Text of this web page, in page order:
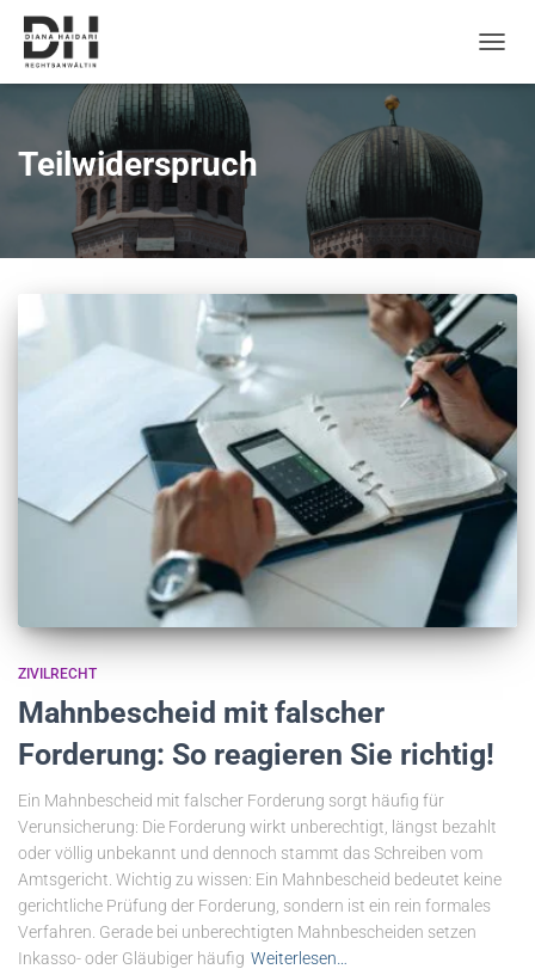
Teilwiderspruch
ZIVILRECHT
Mahnbescheid mit falscher
Forderung: So reagieren Sie richtig!
Ein Mahnbescheid mit falscher Forderung sorgt häufig für
Verunsicherung: Die Forderung wirkt unberechtigt, längst bezahlt
oder völlig unbekannt und dennoch stammt das Schreiben vom
Amtsgericht. Wichtig zu wissen: Ein Mahnbescheid bedeutet keine
gerichtliche Prüfung der Forderung, sondern ist ein rein formales
Verfahren. Gerade bei unberechtigten Mahnbescheiden setzen
Inkasso- oder Gläubiger häufig Weiterlesen…